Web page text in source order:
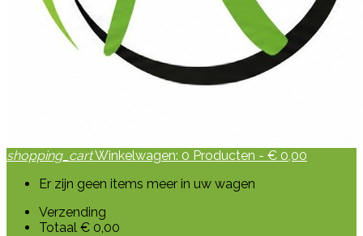
shopping_cartWinkelwagen: 0 Producten - € 0,00
Er zijn geen items meer in uw wagen
Verzending
Totaal € 0,00